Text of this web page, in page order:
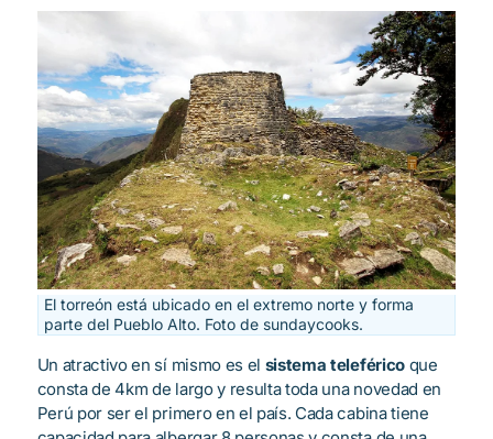
El torreón está ubicado en el extremo norte y forma
parte del Pueblo Alto. Foto de sundaycooks.
Un atractivo en sí mismo es el sistema teleféricoque
consta de 4km de largo y resulta toda una novedad en
Perú por ser el primero en el país. Cada cabina tiene